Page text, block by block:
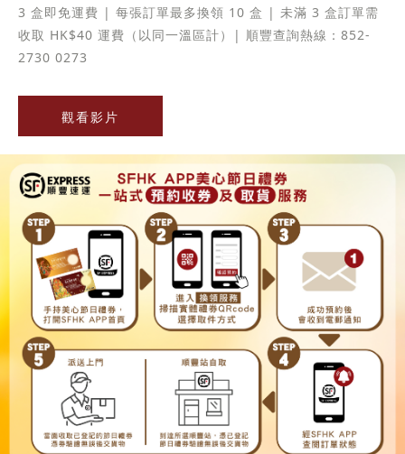
3 盒即免運費 | 每張訂單最多換領 10 盒 | 未滿 3 盒訂單需
收取 HK$40 運費（以同一溫區計）| 順豐查詢熱線：852-
2730 0273
觀看影片